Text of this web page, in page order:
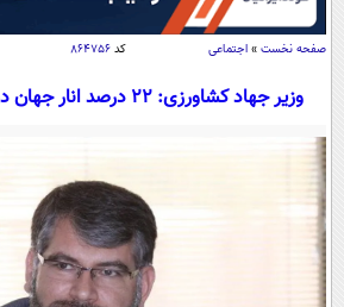
اقتصاد
اقتصادی
جامعه
سلامت
یک برش دانایی
سیاست خارجی
فرهنگ و هنر
علم و دانش
فناوری و It
قرآن
صفحه نخست » اجتماعی کد ۸۶۴۷۵۶
وزیر جهاد کشاورزی: ۲۲ درصد انار جهان در ایران تولید می‌شود